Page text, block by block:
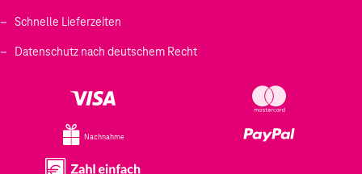
Schnelle Lieferzeiten
Datenschutz nach deutschem Recht
Nachnahme